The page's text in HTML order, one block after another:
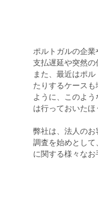
ポルトガルの企業
支払遅延や突然
また、最近はポル
たりするケース
ように、このよ
は行っておいた
弊社は、法人の
調査を始めとし
に関する様々な